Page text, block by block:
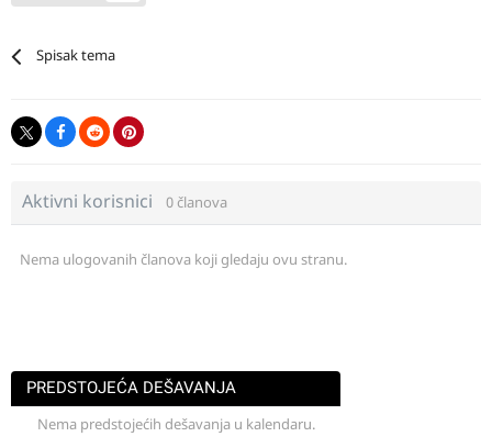
Spisak tema
Aktivni korisnici 0 članova
Nema ulogovanih članova koji gledaju ovu stranu.
PREDSTOJEĆA DEŠAVANJA
Nema predstojećih dešavanja u kalendaru.